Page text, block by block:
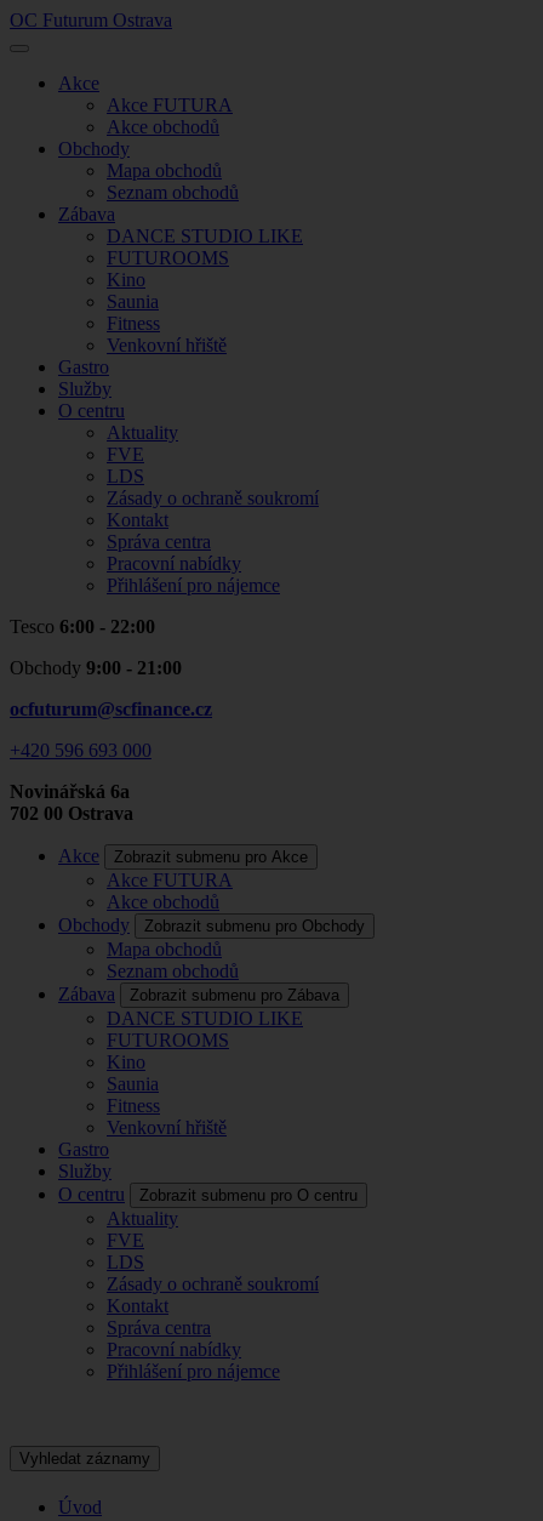
OC Futurum Ostrava
Akce
Akce FUTURA
Akce obchodů
Obchody
Mapa obchodů
Seznam obchodů
Zábava
DANCE STUDIO LIKE
FUTUROOMS
Kino
Saunia
Fitness
Venkovní hřiště
Gastro
Služby
O centru
Aktuality
FVE
LDS
Zásady o ochraně soukromí
Kontakt
Správa centra
Pracovní nabídky
Přihlášení pro nájemce
Tesco 6:00 - 22:00
Obchody 9:00 - 21:00
ocfuturum@scfinance.cz
+420 596 693 000
Novinářská 6a
702 00 Ostrava
Akce Zobrazit submenu pro Akce
Akce FUTURA
Akce obchodů
Obchody
Zobrazit submenu pro Obchody
Mapa obchodů
Seznam obchodů
Zábava
Zobrazit submenu pro Zábava
DANCE STUDIO LIKE
FUTUROOMS
Kino
Saunia
Fitness
Venkovní hřiště
Gastro
Služby
O centru
Zobrazit submenu pro O centru
Aktuality
FVE
LDS
Zásady o ochraně soukromí
Kontakt
Správa centra
Pracovní nabídky
Přihlášení pro nájemce
Vyhledat záznamy
Úvod